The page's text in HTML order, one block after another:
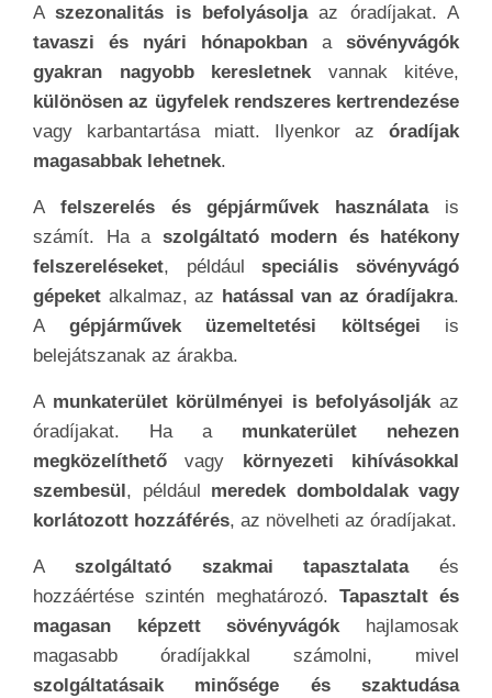
Aszezonalitás is befolyásoljaaz óradíjakat. A
tavaszi és nyári hónapokban a sövényvágók
gyakran nagyobb keresletnek vannak kitéve,
különösen az ügyfelek rendszeres kertrendezése
vagy karbantartása miatt. Ilyenkor az óradíjak
magasabbak lehetnek.
A felszerelés és gépjárművek használata is
számít. Ha a szolgáltató modern és hatékony
felszereléseket, példáulspeciális sövényvágó
gépeket alkalmaz, az hatással van az óradíjakra.
A gépjárművek üzemeltetési költségei is
belejátszanak az árakba.
A munkaterület körülményei is befolyásolják az
óradíjakat. Ha a munkaterület nehezen
megközelíthető vagy környezeti kihívásokkal
szembesül, például meredek domboldalak vagy
korlátozott hozzáférés, az növelheti az óradíjakat.
A szolgáltató szakmai tapasztalataés
hozzáértése szintén meghatározó. Tapasztalt és
magasan képzett sövényvágók hajlamosak
magasabb óradíjakkal számolni, mivel
szolgáltatásaik minősége és szaktudása